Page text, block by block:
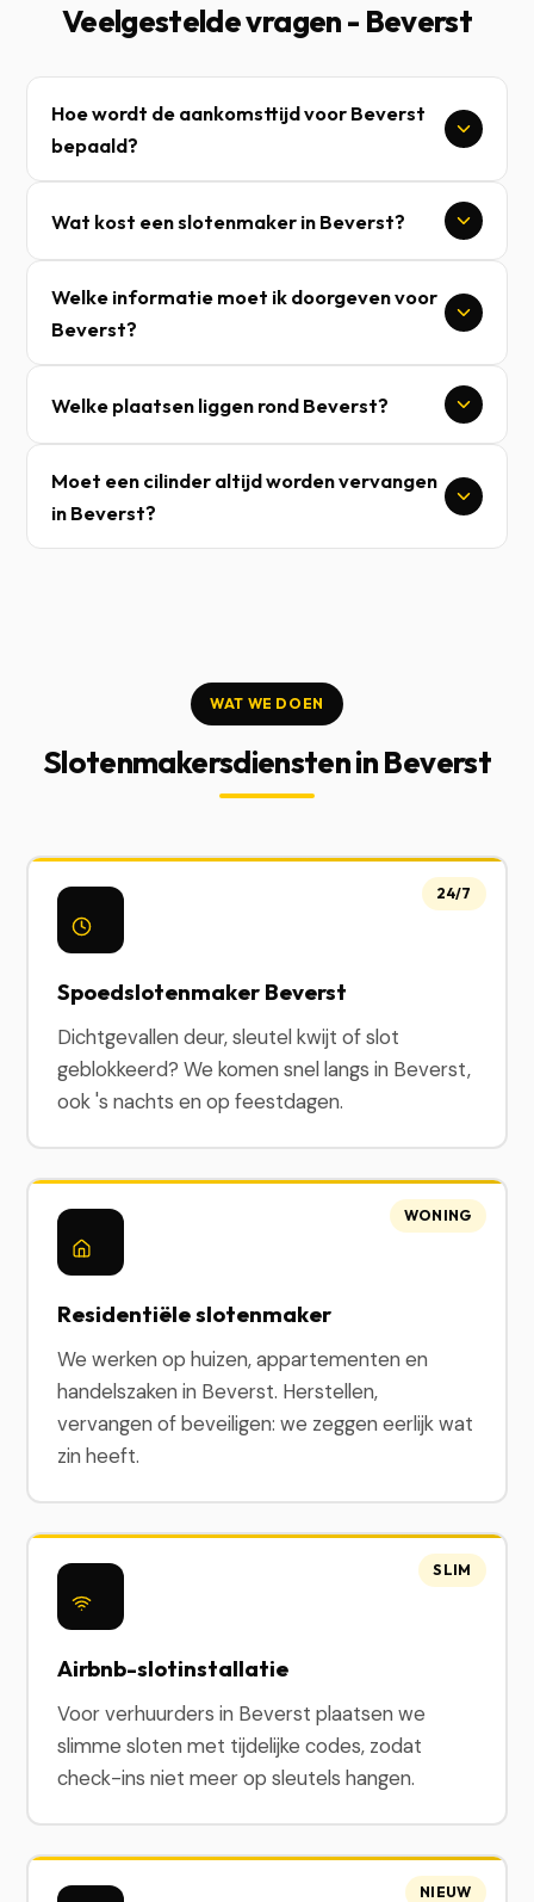
Veelgestelde vragen - Beverst
Hoe wordt de aankomsttijd voor Beverst
bepaald?
Wat kost een slotenmaker in Beverst?
Welke informatie moet ik doorgeven voor
Beverst?
Welke plaatsen liggen rond Beverst?
Moet een cilinder altijd worden vervangen
in Beverst?
WAT WE DOEN
Slotenmakersdiensten in Beverst
Spoedslotenmaker Beverst
Dichtgevallen deur, sleutel kwijt of slot
geblokkeerd? We komen snel langs in Beverst,
ook 's nachts en op feestdagen.
24/7
Residentiële slotenmaker
We werken op huizen, appartementen en
handelszaken in Beverst. Herstellen,
vervangen of beveiligen: we zeggen eerlijk wat
zin heeft.
WONING
Airbnb-slotinstallatie
Voor verhuurders in Beverst plaatsen we
slimme sloten met tijdelijke codes, zodat
check-ins niet meer op sleutels hangen.
SLIM
NIEUW